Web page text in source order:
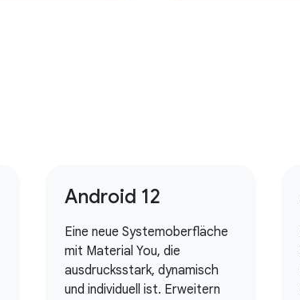
Android 12
Eine neue Systemoberfläche
mit Material You, die
ausdrucksstark, dynamisch
und individuell ist. Erweitern